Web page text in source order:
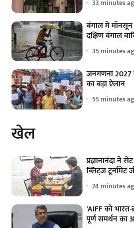
33 minutes
बंगाल में मॉनसून
दक्षिण बंगाल
35 minutes
जनगणना 2027
का बड़ा ऐलान
55 minutes
खेल
प्रज्ञानानंदा ने
ब्लिट्ज टूर्नामेंट
24 minutes
'AIFF को
पूर्ण समर्थन का